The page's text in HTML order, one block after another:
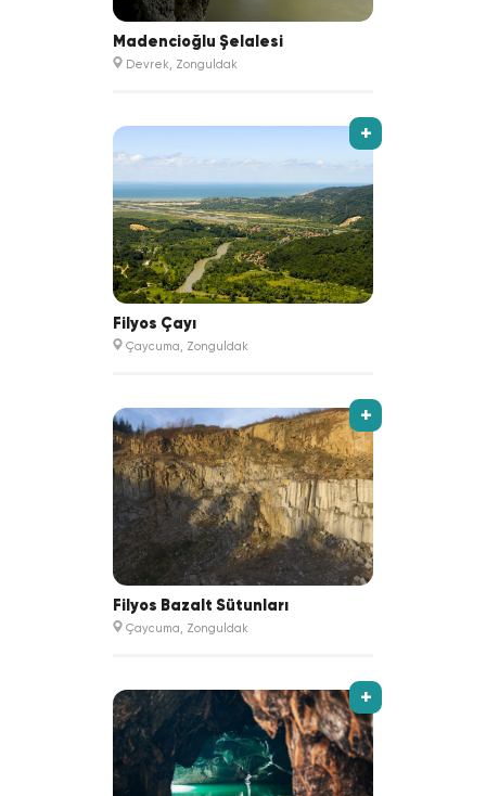
Madencioğlu Şelalesi
Devrek, Zonguldak
+
Filyos Çayı
Çaycuma, Zonguldak
+
Filyos Bazalt Sütunları
Çaycuma, Zonguldak
+